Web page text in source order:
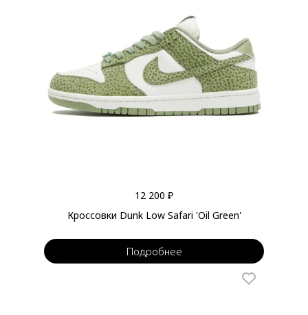
12 200 ₽
Кроссовки Dunk Low Safari 'Oil Green'
Подробнее